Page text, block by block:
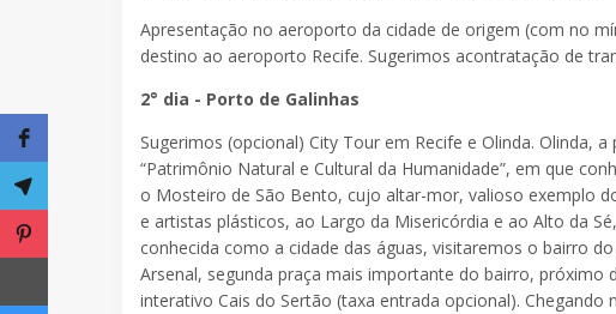
Apresentação no aeroporto da cidade de origem (com no
destino ao aeroporto Recife. Sugerimos acontratação de
2° dia - Porto de Galinhas
Sugerimos (opcional) City Tour em Recife e Olinda. Olinda,
“Patrimônio Natural e Cultural da Humanidade”, em que
o Mosteiro de São Bento, cujo altar-mor, valioso exemplo
e artistas plásticos, ao Largo da Misericórdia e ao Alto da
conhecida como a cidade das águas, visitaremos o bairro
Arsenal, segunda praça mais importante do bairro,
interativo Cais do Sertão (taxa entrada opcional). Chegando